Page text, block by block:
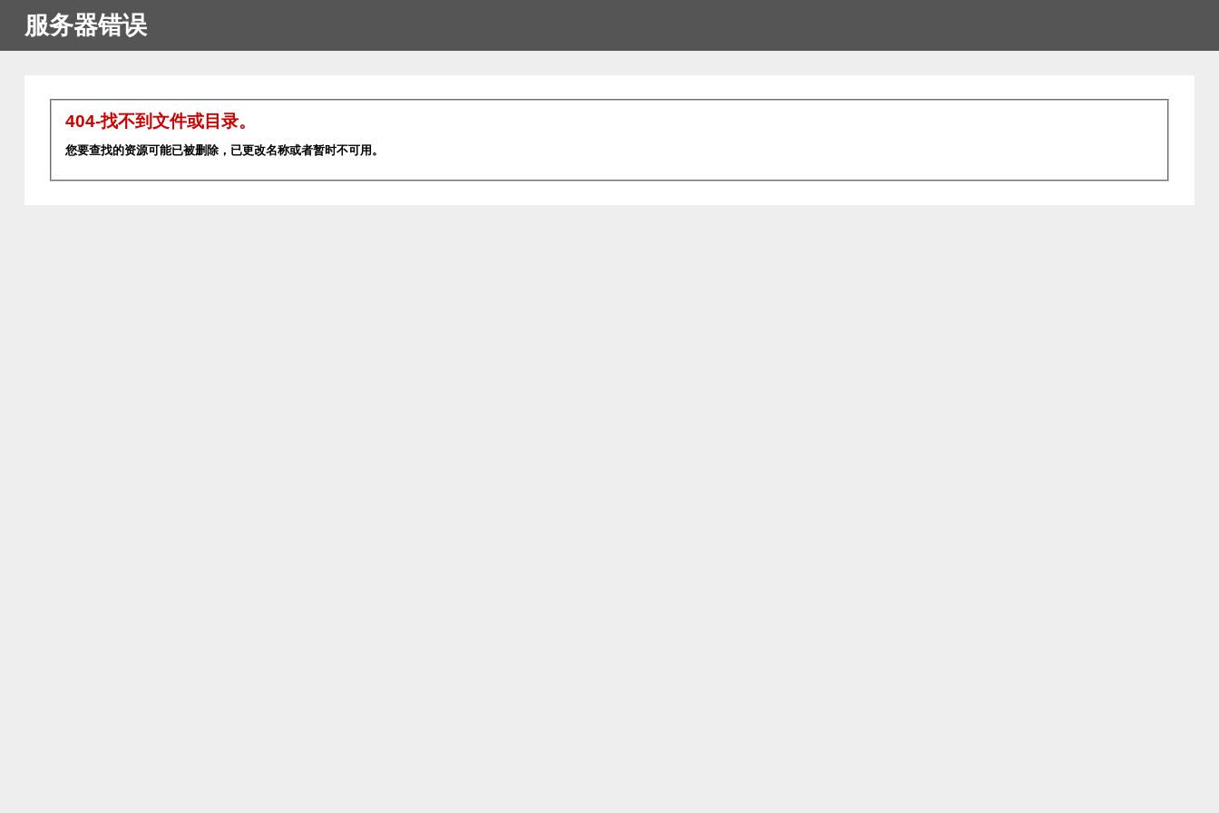
服务器错误
404-找不到文件或目录。
您要查找的资源可能已被删除，已更改名称或者暂时不可用。